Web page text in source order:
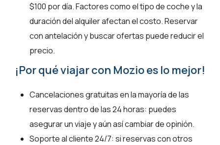
$100 por día. Factores como el tipo de coche y la
duración del alquiler afectan el costo. Reservar
con antelación y buscar ofertas puede reducir el
precio.
¡Por qué viajar con Mozio es lo mejor!
Cancelaciones gratuitas en la mayoría de las
reservas dentro de las 24 horas: puedes
asegurar un viaje y aún así cambiar de opinión.
Soporte al cliente 24/7: si reservas con otros